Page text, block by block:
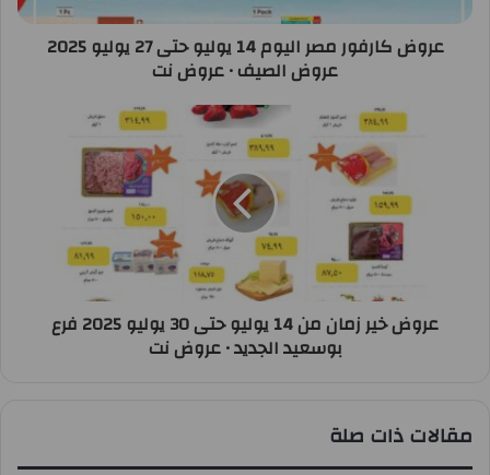
عروض كارفور مصر اليوم 14 يوليو حتى 27 يوليو 2025
عروض الصيف • عروض نت
عروض خير زمان من 14 يوليو حتى 30 يوليو 2025 فرع
بوسعيد الجديد • عروض نت
مقالات ذات صلة